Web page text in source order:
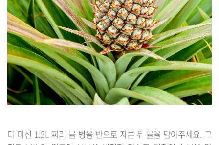
다 마신 1.5L 짜리 물 병을 반으로 자른 뒤 물을 담아주세요. 그